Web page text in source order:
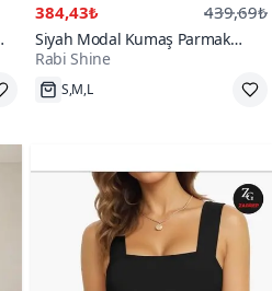
384,43₺
439,69₺
Siyah Modal Kumaş Parmak
Geçirmeli Body
Rabi Shine
S,M,L